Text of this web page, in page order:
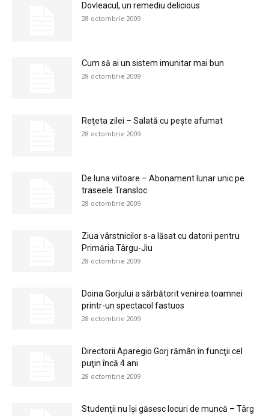
Dovleacul, un remediu delicious
28 octombrie 2009
Cum să ai un sistem imunitar mai bun
28 octombrie 2009
Reţeta zilei – Salată cu peşte afumat
28 octombrie 2009
De luna viitoare – Abonament lunar unic pe
traseele Transloc
28 octombrie 2009
Ziua vârstnicilor s-a lăsat cu datorii pentru
Primăria Târgu-Jiu
28 octombrie 2009
Doina Gorjului a sărbătorit venirea toamnei
printr-un spectacol fastuos
28 octombrie 2009
Directorii Aparegio Gorj rămân în funcţii cel
puţin încă 4 ani
28 octombrie 2009
Studenţii nu îşi găsesc locuri de muncă – Târg